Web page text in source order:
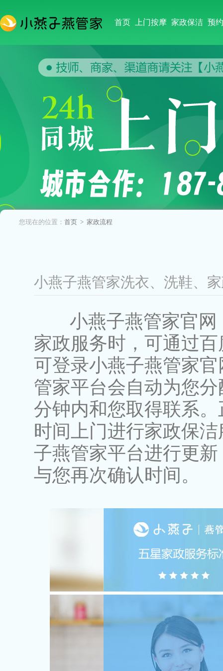
首页 上门按摩 家政保洁 预
您现在的位置： 首页 > 家政流程
小燕子燕管家洗衣、洗鞋
小燕子燕管家官网
家政服务时，可通过
可登录小燕子燕管家
管家平台会自动为您
分钟内和您取得联系
时间上门进行家政保
子燕管家平台进行更
与您再次确认时间。